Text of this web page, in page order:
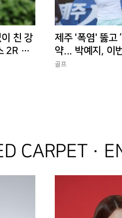
친 강
2R 단
제주 '폭염' 뚫고
약... 박예지, 이
골프
CARPET ·